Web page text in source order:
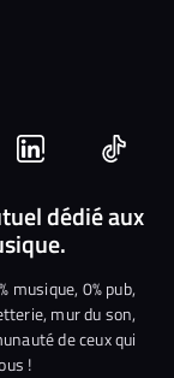
Nous
rejoindre
sur
Linkedin
Nous
dédié aux
musique, 0% pub,
mur du son,
de ceux qui
!